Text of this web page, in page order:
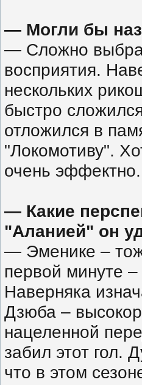
— Могли бы
— Сложно
восприятия.
нескольких
быстро
отложился в
"Локомотиву".
очень эффектно.
— Какие
"Аланией" он
— Эменике –
первой минуте
Наверняка
Дзюба –
нацеленной
забил этот гол.
что в этом